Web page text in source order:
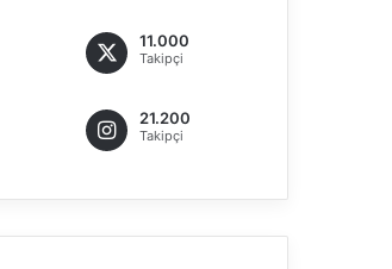
11.000
Takipçi
21.200
Takipçi